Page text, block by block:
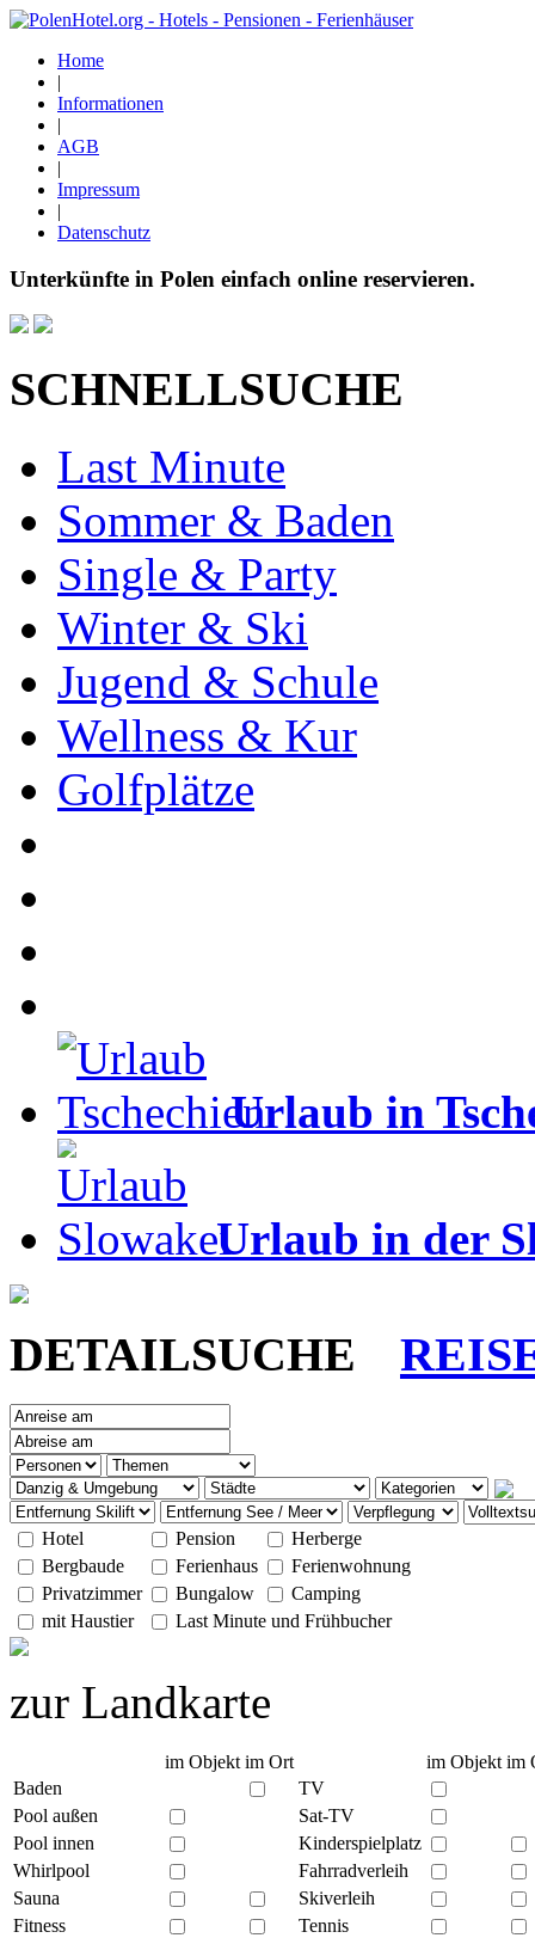
Home
|
Informationen
|
AGB
|
Impressum
|
Datenschutz
Unterkünfte in Polen einfach online reservieren.
SCHNELLSUCHE
Last Minute
Sommer & Baden
Single & Party
Winter & Ski
Jugend & Schule
Wellness & Kur
Golfplätze
Urlaub in
Urlaub in der
DETAILSUCHE
Hotel Pension
Herberge
Bergbaude
Ferienhaus
Ferienwohnung
Privatzimmer
Bungalow
Camping
mit Haustier
Last Minute und Frühbucher
zur Landkarte
im Objekt im Ort im Objekt im
Baden
TV
Pool außen
Sat-TV
Pool innen
Kinderspielplatz
Whirlpool
Fahrradverleih
Sauna
Skiverleih
Fitness
Tennis